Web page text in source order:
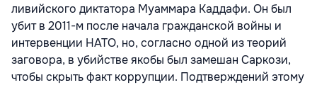
ливийского диктатора Муаммара Каддафи. Он был
убит в 2011-м после начала гражданской войны и
интервенции НАТО, но, согласно одной из теорий
заговора, в убийстве якобы был замешан Саркози,
чтобы скрыть факт коррупции. Подтверждений этому